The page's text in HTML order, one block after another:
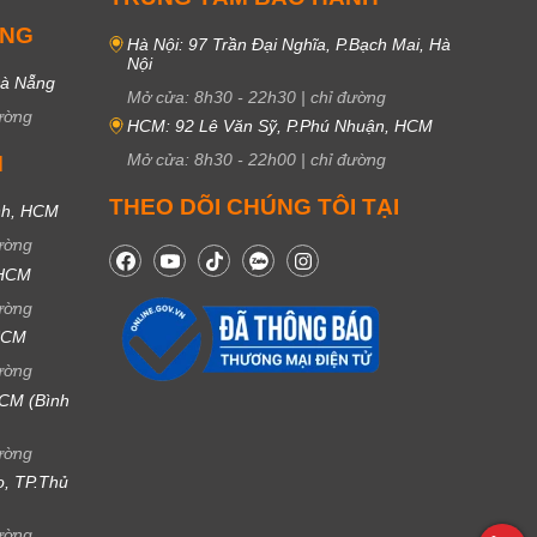
Nẵng
HCM
(Bình
TP.Thủ
Hà Nội: 97 Trần Đại Nghĩa, P.Bạch Mai, Hà
Nội
Mở cửa: 8h30 - 22h30 | chỉ đường
HCM: 92 Lê Văn Sỹ, P.Phú Nhuận, HCM
Mở cửa: 8h30 - 22h00 | chỉ đường
THEO DÕI CHÚNG TÔI TẠI